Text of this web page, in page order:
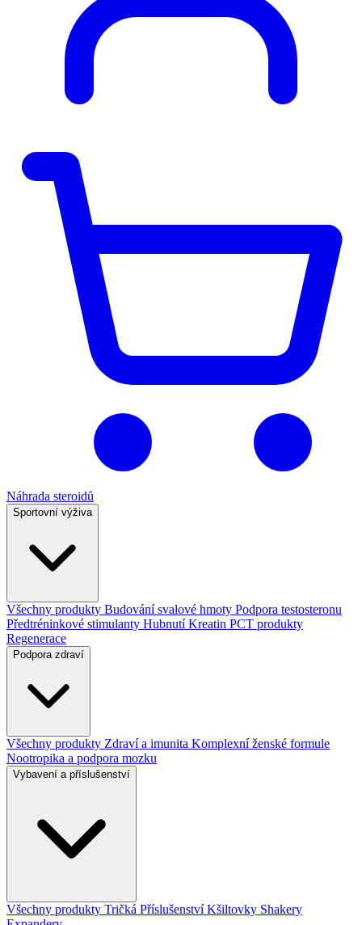
Náhrada steroidů
Sportovní výživa
Všechny produkty Budování svalové hmoty Podpora testosteronu
Předtréninkové stimulanty HubnutíKreatin PCT produkty
Regenerace
Podpora zdraví
Všechny produkty Zdraví a imunita Komplexní ženské formule
Nootropika a podpora mozku
Vybavení a příslušenství
Všechny produkty Tričká PříslušenstvíKšiltovky Shakery